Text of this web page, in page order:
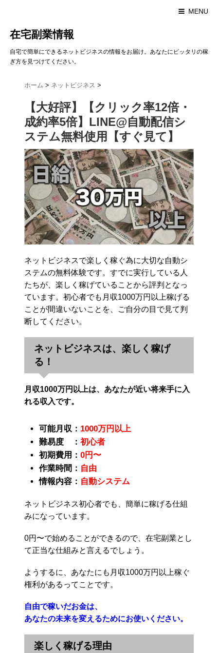
MENU
在宅副業情報
自宅で簡単にできるネットビジネスの情報をお届け。あなたにピッタリの稼
ぎ方を見つけてください。
ホーム > ネットビジネス >
【大好評】【クリック率12倍・
成約率5倍】LINE@自動配信シ
ステム無料使用【すぐ見て】
ネットビジネスで楽しく稼ぐ為に大切な自動シ
ステムの無料体験です。すでに実行している人
たちが、楽しく稼げていることから評判となっ
ています。初心者でも月収1000万円以上稼げる
ことが間違いないことを、ご自分の目で見て判
断してください。
ネットビジネスは、楽しく稼げ
る！
月収1000万円以上は、あなたが近い将来手に入
れる収入です。
可能月収： 1000万円以上
難易度 ： 初心者
初期費用： 0円〜
作業時間： 自由
情報内容： 自動システム
ネットビジネス初心者でも、簡単に稼げる仕組
みになっています。
0円〜で始めることができるので、在宅副業とし
て正当な仕組みと言えるでしょう。
ようするに、あなたにも月収1000万円以上稼ぐ
権利があるってことです。
自由で稼いだお金は、
あなたの未来を変えるためにお使いください。
楽しく稼げる理由